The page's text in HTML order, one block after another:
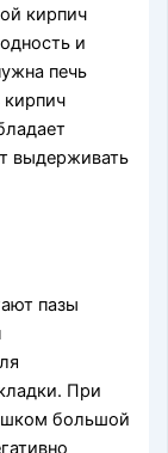
кирпич
и
печь
выдерживать
пазы
При
большой